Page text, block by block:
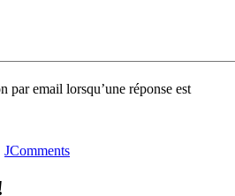
par email lorsqu’une réponse est
JComments